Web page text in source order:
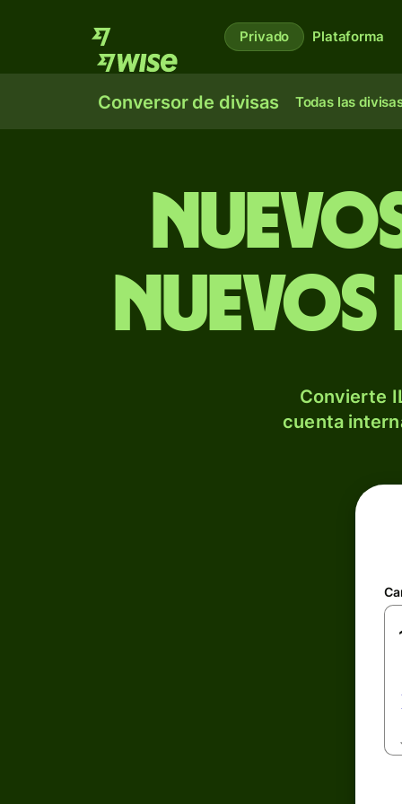
Privado Plataforma
Conversor de divisas Todas las
Convierte
cuenta